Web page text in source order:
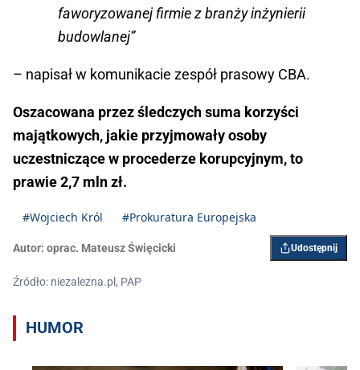
faworyzowanej firmie z branży inżynierii
budowlanej”
– napisał w komunikacie zespół prasowy CBA.
Oszacowana przez śledczych suma korzyści
majątkowych, jakie przyjmowały osoby
uczestniczące w procederze korupcyjnym, to
prawie 2,7 mln zł.
#Wojciech Król #Prokuratura Europejska
Autor: oprac. Mateusz Święcicki Udostępnij
Źródło: niezalezna.pl, PAP
HUMOR